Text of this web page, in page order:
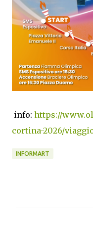
info: https://
cortina-2026/
INFORMART